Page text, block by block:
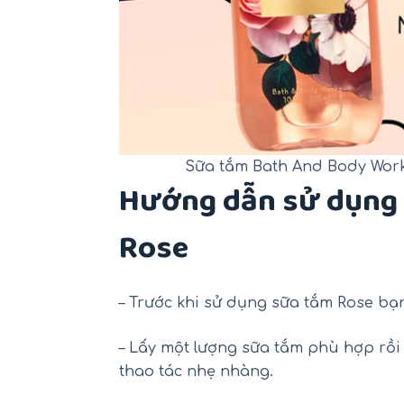
Sữa tắm Bath And Body
Hướng dẫn sử
Rose
– Trước khi sử dụng sữa tắm Rose
– Lấy một lượng sữa tắm phù hợp
thao tác nhẹ nhàng.